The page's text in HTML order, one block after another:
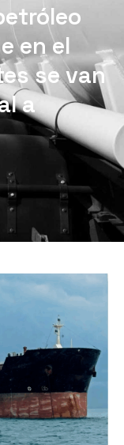
en el
se van
a